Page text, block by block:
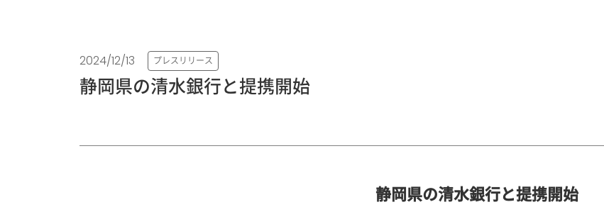
2024/12/13 プレスリリース
静岡県の清水銀行と提携開始
静岡県の清水銀行と提携開始